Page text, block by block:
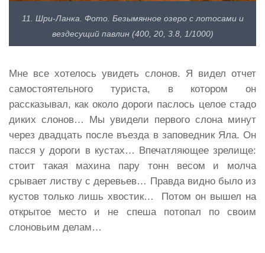
11. Шри-Ланка. Фото. Безымянное озеро с лотосами и
вездесущий павлин (400, 20, 3.8, 1/1000)
Мне все хотелось увидеть слонов. Я видел отчет
самостоятельного туриста, в котором он
рассказывал, как около дороги паслось целое стадо
диких слонов… Мы увидели первого слона минут
через двадцать после въезда в заповедник Яла. Он
пасся у дороги в кустах… Впечатляющее зрелище:
стоит такая махина пару тонн весом и молча
срывает листву с деревьев… Правда видно было из
кустов только лишь хвостик… Потом он вышел на
открытое место и не спеша потопал по своим
слоновьим делам…